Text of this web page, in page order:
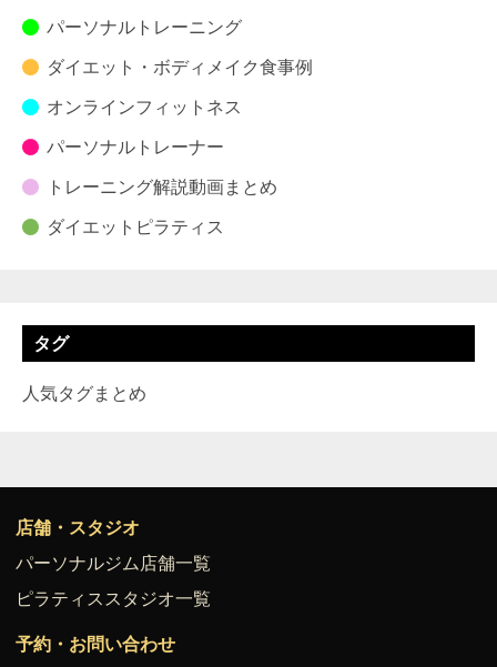
パーソナルトレーニング
ダイエット・ボディメイク食事例
オンラインフィットネス
パーソナルトレーナー
トレーニング解説動画まとめ
ダイエットピラティス
タグ
人気タグまとめ
店舗・スタジオ
パーソナルジム店舗一覧
ピラティススタジオ一覧
予約・お問い合わせ